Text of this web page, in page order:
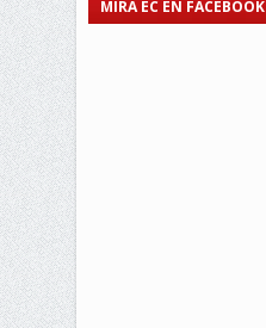
MIRA EC EN FACEBOOK